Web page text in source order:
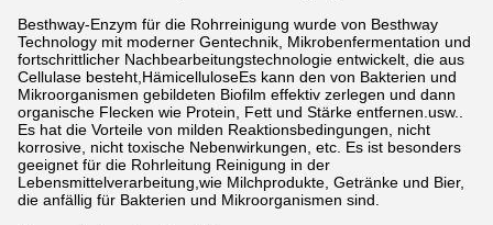
Besthway-Enzym für die Rohrreinigung wurde von Besthway
Technology mit moderner Gentechnik, Mikrobenfermentation und
fortschrittlicher Nachbearbeitungstechnologie entwickelt, die aus
Cellulase besteht,HämicelluloseEs kann den von Bakterien und
Mikroorganismen gebildeten Biofilm effektiv zerlegen und dann
organische Flecken wie Protein, Fett und Stärke entfernen.usw..
Es hat die Vorteile von milden Reaktionsbedingungen, nicht
korrosive, nicht toxische Nebenwirkungen, etc. Es ist besonders
geeignet für die Rohrleitung Reinigung in der
Lebensmittelverarbeitung,wie Milchprodukte, Getränke und Bier,
die anfällig für Bakterien und Mikroorganismen sind.